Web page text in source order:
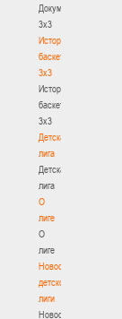
Документы
3х3
История
баскетбола
3х3
История
баскетбола
3х3
Детская
лига
Детская
лига
О
лиге
О
лиге
Новости
детской
лиги
Новости